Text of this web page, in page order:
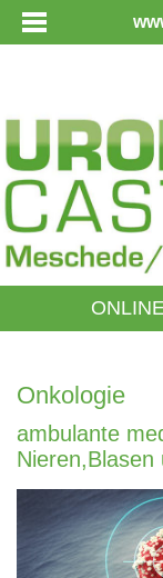
Onkologie
ambulante